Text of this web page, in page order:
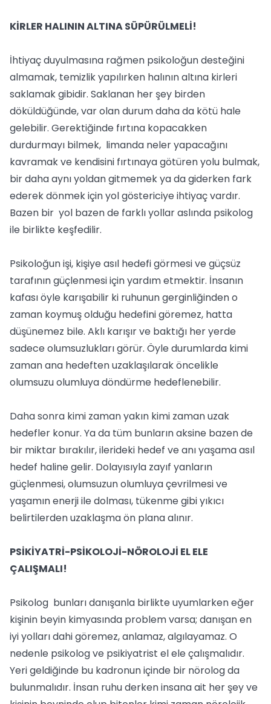
KİRLER HALININ ALTINA SÜPÜRÜLMELİ!
İhtiyaç duyulmasına rağmen psikoloğun desteğini
almamak, temizlik yapılırken halının altına kirleri
saklamak gibidir. Saklanan her şey birden
döküldüğünde, var olan durum daha da kötü hale
gelebilir. Gerektiğinde fırtına kopacakken
durdurmayı bilmek, limanda neler yapacağını
kavramak ve kendisini fırtınaya götüren yolu bulmak,
bir daha aynı yoldan gitmemek ya da giderken fark
ederek dönmek için yol göstericiye ihtiyaç vardır.
Bazen bir yol bazen de farklı yollar aslında psikolog
ile birlikte keşfedilir.
Psikoloğun işi, kişiye asıl hedefi görmesi ve güçsüz
tarafının güçlenmesi için yardım etmektir. İnsanın
kafası öyle karışabilir ki ruhunun gerginliğinden o
zaman koymuş olduğu hedefini göremez, hatta
düşünemez bile. Aklı karışır ve baktığı her yerde
sadece olumsuzlukları görür. Öyle durumlarda kimi
zaman ana hedeften uzaklaşılarak öncelikle
olumsuzu olumluya döndürme hedeflenebilir.
Daha sonra kimi zaman yakın kimi zaman uzak
hedefler konur. Ya da tüm bunların aksine bazen de
bir miktar bırakılır, ilerideki hedef ve anı yaşama asıl
hedef haline gelir. Dolayısıyla zayıf yanların
güçlenmesi, olumsuzun olumluya çevrilmesi ve
yaşamın enerji ile dolması, tükenme gibi yıkıcı
belirtilerden uzaklaşma ön plana alınır.
PSİKİYATRİ-PSİKOLOJİ-NÖROLOJİ EL ELE
ÇALIŞMALI!
Psikolog bunları danışanla birlikte uyumlarken eğer
kişinin beyin kimyasında problem varsa; danışan en
iyi yolları dahi göremez, anlamaz, algılayamaz. O
nedenle psikolog ve psikiyatrist el ele çalışmalıdır.
Yeri geldiğinde bu kadronun içinde bir nörolog da
bulunmalıdır. İnsan ruhu derken insana ait her şey ve